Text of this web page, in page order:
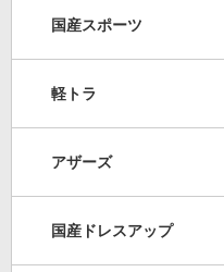
国産スポーツ
軽トラ
アザーズ
国産ドレスアップ